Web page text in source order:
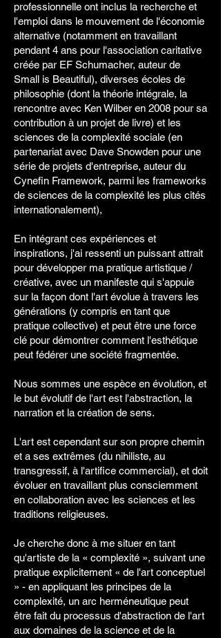
professionnelle ont inclus la recherche et
l'emploi dans le mouvement de l'économie
alternative (notamment en travaillant
pendant 4 ans pour l'association caritative
créée par EF Schumacher, auteur de
Small is Beautiful), diverses écoles de
philosophie (dont la théorie intégrale, la
rencontre avec Ken Wilber en 2008 pour sa
contribution à un projet de livre) et les
sciences de la complexité sociale (en
partenariat avec Dave Snowden pour une
série de projets d'entreprise, auteur du
Cynefin Framework, parmi les frameworks
de sciences de la complexité les plus cités
internationalement),
En intégrant ces expériences et
inspirations, j'ai ressenti un puissant attrait
pour développer ma pratique artistique /
créative, avec un manifeste qui s'appuie
sur la façon dont l'art évolue à travers les
générations (y compris en tant que
pratique collective) et peut être une force
clé pour démontrer comment l'esthétique
peut fédérer une société fragmentée.
Nous sommes une espèce en évolution, et
le but évolutif de l'art est l'abstraction, la
narration et la création de sens.
L'art est cependant sur son propre chemin
et a ses extrêmes (du nihiliste, au
transgressif, à l'artifice commercial), et doit
évoluer en travaillant plus consciemment
en collaboration avec les sciences et les
traditions religieuses.
Je cherche donc à me situer en tant
qu'artiste de la « complexité », suivant une
pratique explicitement « de l'art conceptuel
» - en appliquant les principes de la
complexité, un arc herméneutique peut
être fait du processus d'abstraction de l'art
aux domaines de la science et de la